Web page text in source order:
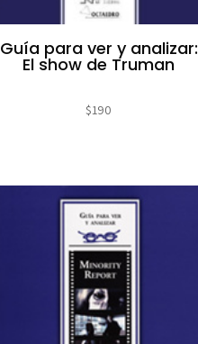
Guía para ver y analizar:
El show de Truman
$190